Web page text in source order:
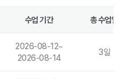
수업 기간 총 수업일
2026-08-12~
2026-08-14
3일